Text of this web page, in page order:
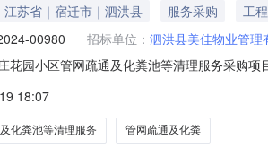
江苏省｜宿迁市｜泗洪县 服务采购
工程
00980 招标单位： 泗洪县美佳物业管理
花园小区管网疏通及化粪池等清理服务采购
购泗洪县高庄花园小区管网疏通及化粪池等
年（自合同签
18:07
化粪池等清理服务 管网疏通及化粪